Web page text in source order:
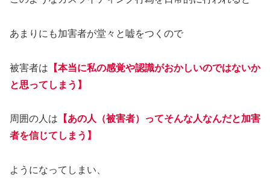
あまりにも加害者が堂々と嘘をつくので
被害者は 【本当に私の感覚や認識がおかしいのではないか
と思ってしまう】
周囲の人は 【あの人（被害者）ってそんな人なんだと加害
者を信じてしまう】
ようになってしまい、